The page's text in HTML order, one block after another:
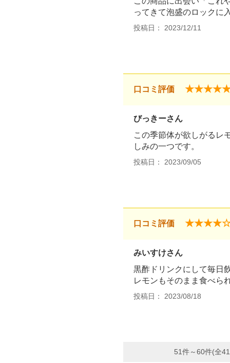
ってきて泡盛のロックに
投稿日： 2023/12/11
口コミ評価
びっきーさん
この季節体が欲しがるレ
しみの一つです。
投稿日： 2023/09/05
口コミ評価
みいすけさん
黒酢ドリンクにして毎日
レモンもそのまま食べら
投稿日： 2023/08/18
51件～60件(全